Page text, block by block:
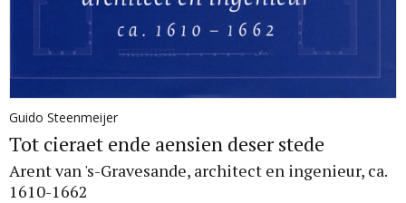
Guido Steenmeijer
Tot cieraet ende aensien deser stede
Arent van 's-Gravesande, architect en ingenieur, ca.
1610-1662